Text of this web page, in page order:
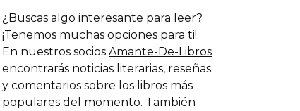
¿Buscas algo interesante para leer?
¡Tenemos muchas opciones para ti!
En nuestros socios Amante-De-Libros
encontrarás noticias literarias, reseñas
y comentarios sobre los libros más
populares del momento. También